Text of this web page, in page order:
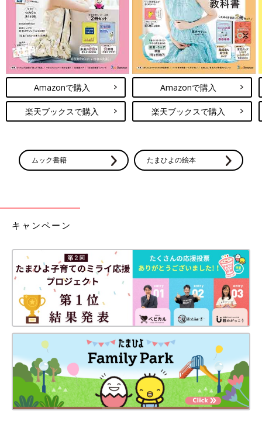
こっちのけんと 妻は安産でしたが、退院してからも無理ができ
ない時期だということはわかっていたので、数カ月は僕が家事全
般を担うつもりでした。でも妻の回復は思ったよりも早く、かな
り早い段階から体調を見ながら、できる範囲で一緒に家事をやっ
てくれていました。
育休を取得する父親が増えてきていますが、こっちのけんと
さんも育休を取得されたのでしょうか？
きるだけ入れないように調整をしてもらって、妻と子どもと過ご
すことができました。
お世話は大変すぎです。パパはどんどん育休を取ったほうがいい
と思いました。
また、今は育児のアプリやグッズなど、便利なものであふれてい
ますが、自分の母の時代、いやもっとさかのぼって江戸時代とか
はどうしていたんだろう、と育児にかかわるようになってから考
えるようになりました。
――以前のインタビューで「 寝かしつけ が楽しいです。催眠術か
けてるみたいです」と話していました。寝かしつけのコツはあり
ますか？
こっちのけんと 抱っこをしながらなるべく子どもに意識を向け
ず、妻と話しながら、ひとり言や覚えないといけない歌詞を口ず
さんだりしながら、家じゅうを歩き回っています。そうするとい
つのまにか寝てくれることが多いんです。
――腕の中ですやすやしている状態から布団に寝かせるときに、
Amazonで購入
楽天ブックスで購入
Amazonで購入
楽天ブックスで購入
ムック書籍 たまひよの絵本
キャンペーン